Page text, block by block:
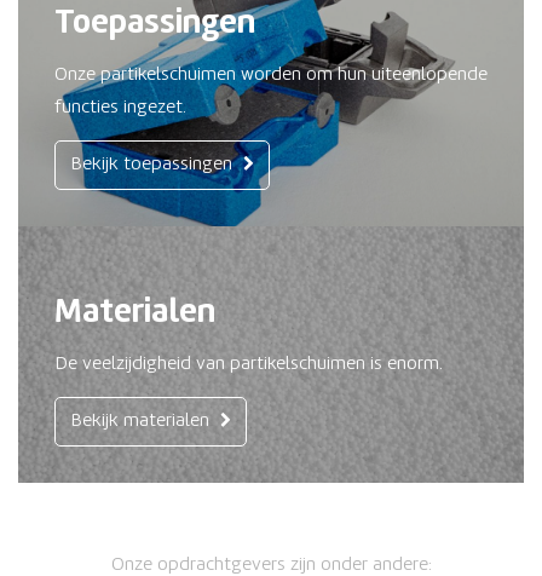
Toepassingen
Onze partikelschuimen worden om hun uiteenlopende
functies ingezet.
Bekijk toepassingen
Materialen
De veelzijdigheid van partikelschuimen is enorm.
Bekijk materialen
Onze opdrachtgevers zijn onder andere: